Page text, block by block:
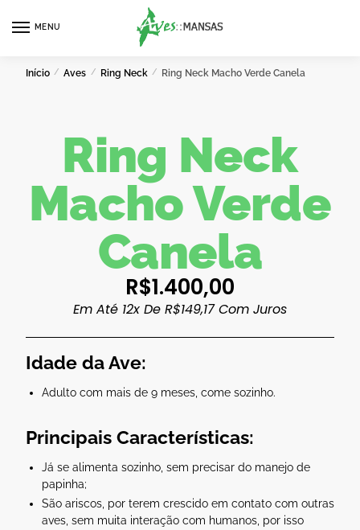
MENU
Início / Aves / Ring Neck / Ring Neck Macho Verde Canela
Ring Neck
Macho Verde
Canela
R$1.400,00
Em Até 12x De R$149,17Com Juros
Idade da Ave:
Adulto com mais de 9 meses, come sozinho.
Principais Características:
Já se alimenta sozinho, sem precisar do manejo de
papinha;
São ariscos, por terem crescido em contato com outras
aves, sem muita interação com humanos, por isso